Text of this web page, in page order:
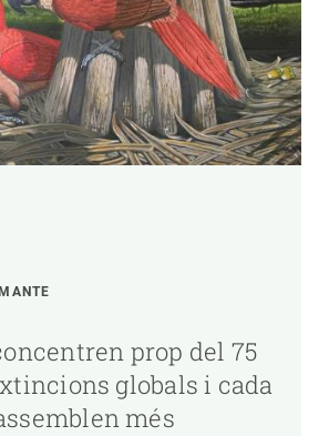
prop del 75
globals i cada
més